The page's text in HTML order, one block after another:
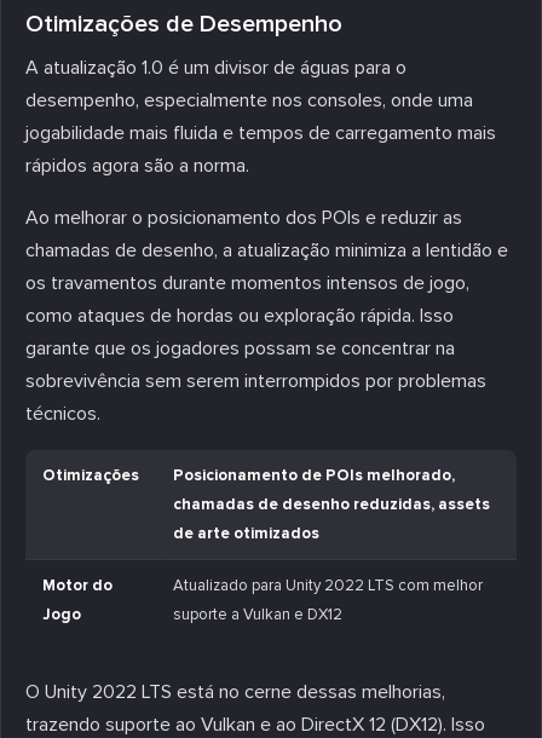
Otimizações de Desempenho
A atualização 1.0 é um divisor de águas para o
desempenho, especialmente nos consoles, onde uma
jogabilidade mais fluida e tempos de carregamento mais
rápidos agora são a norma.
Ao melhorar o posicionamento dos POIs e reduzir as
chamadas de desenho, a atualização minimiza a lentidão e
os travamentos durante momentos intensos de jogo,
como ataques de hordas ou exploração rápida. Isso
garante que os jogadores possam se concentrar na
sobrevivência sem serem interrompidos por problemas
técnicos.
Otimizações
Posicionamento de POIs melhorado,
chamadas de desenho reduzidas, assets
de arte otimizados
Motor do
Jogo
Atualizado para Unity 2022 LTS com melhor
suporte a Vulkan e DX12
O Unity 2022 LTS está no cerne dessas melhorias,
trazendo suporte ao Vulkan e ao DirectX 12 (DX12). Isso